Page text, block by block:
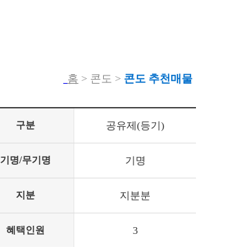
홈 > 콘도 > 콘도 추천매물
구분 공유제(등기)
기명/무기명 기명
지분 지분분
혜택인원 3